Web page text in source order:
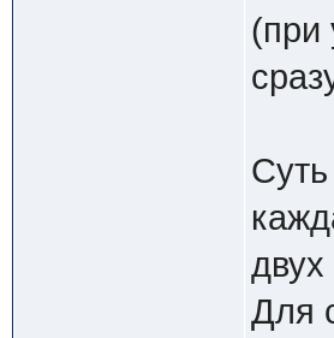
(при
двух
Для